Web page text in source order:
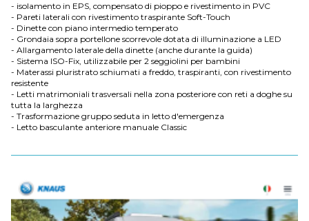
- isolamento in EPS, compensato di pioppo e rivestimento in PVC
- Pareti laterali con rivestimento traspirante Soft-Touch
- Dinette con piano intermedio temperato
- Grondaia sopra portellone scorrevole dotata di illuminazione a LED
- Allargamento laterale della dinette (anche durante la guida)
- Sistema ISO-Fix, utilizzabile per 2 seggiolini per bambini
- Materassi pluristrato schiumati a freddo, traspiranti, con rivestimento
resistente
- Letti matrimoniali trasversali nella zona posteriore con reti a doghe su
tutta la larghezza
- Trasformazione gruppo seduta in letto d'emergenza
- Letto basculante anteriore manuale Classic